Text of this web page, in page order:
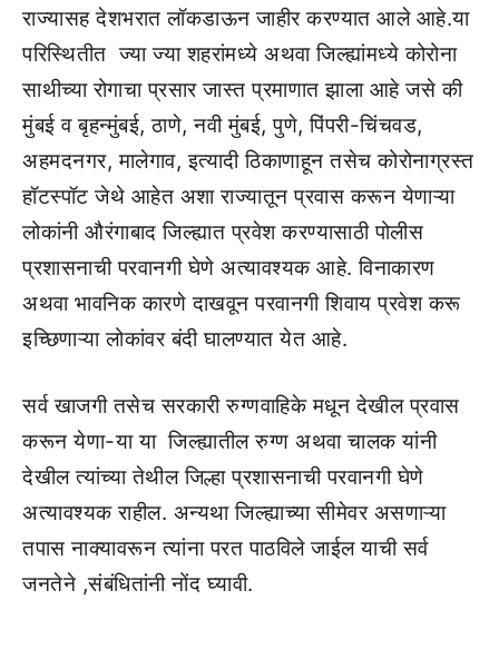
राज्यासह देशभरात लॉकडाऊन जाहीर करण्यात आले आहे.या
परिस्थितीत ज्या ज्या शहरांमध्ये अथवा जिल्ह्यांमध्ये कोरोना
साथीच्या रोगाचा प्रसार जास्त प्रमाणात झाला आहे जसे की
मुंबई व बृहन्मुंबई, ठाणे, नवी मुंबई, पुणे, पिंपरी-चिंचवड,
अहमदनगर, मालेगाव, इत्यादी ठिकाणाहून तसेच कोरोनाग्रस्त
हॉटस्पॉट जेथे आहेत अशा राज्यातून प्रवास करून येणाऱ्या
लोकांनी औरंगाबाद जिल्ह्यात प्रवेश करण्यासाठी पोलीस
प्रशासनाची परवानगी घेणे अत्यावश्यक आहे. विनाकारण
अथवा भावनिक कारणे दाखवून परवानगी शिवाय प्रवेश करू
इच्छिणाऱ्या लोकांवर बंदी घालण्यात येत आहे.
सर्व खाजगी तसेच सरकारी रुग्णवाहिके मधून देखील प्रवास
करून येणा-या या जिल्ह्यातील रुग्ण अथवा चालक यांनी
देखील त्यांच्या तेथील जिल्हा प्रशासनाची परवानगी घेणे
अत्यावश्‍यक राहील. अन्यथा जिल्ह्याच्या सीमेवर असणाऱ्या
तपास नाक्यावरून त्यांना परत पाठविले जाईल याची सर्व
जनतेने ,संबंधितांनी नोंद घ्यावी.